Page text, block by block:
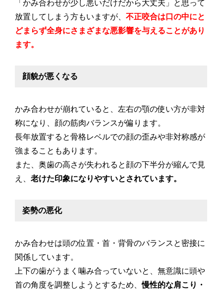
「かみ合わせが少し悪いだけだから大丈夫」と思って
放置してしまう方もいますが、不正咬合は口の中にと
どまらず全身にさまざまな悪影響を与えることがあり
ます。
顔貌が悪くなる
かみ合わせが崩れていると、左右の顎の使い方が非対
称になり、顔の筋肉バランスが偏ります。
長年放置すると骨格レベルでの顔の歪みや非対称感が
強まることもあります。
また、奥歯の高さが失われると顔の下半分が縮んで見
え、老けた印象になりやすいとされています。
姿勢の悪化
かみ合わせは頭の位置・首・背骨のバランスと密接に
関係しています。
上下の歯がうまく噛み合っていないと、無意識に頭や
首の角度を調整しようとするため、慢性的な肩こり・